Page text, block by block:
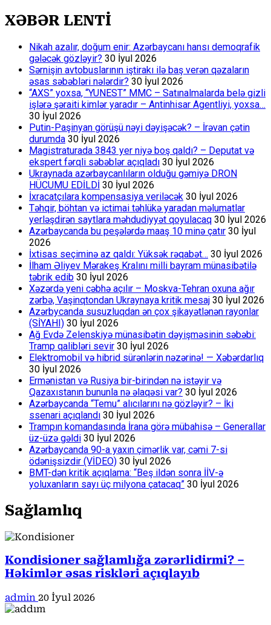
XƏBƏR LENTİ
Nikah azalır, doğum enir: Azərbaycanı hansı demoqrafik
gələcək gözləyir? 30 İyul 2026
Sərnişin avtobuslarının iştirakı ilə baş verən qəzaların
əsas səbəbləri nələrdir? 30 İyul 2026
“AXS” yoxsa, “YUNEST” MMC – Satınalmalarda belə gizli
işlərə şəraiti kimlər yaradır – Antinhisar Agentliyi, yoxsa…
30 İyul 2026
Putin-Paşinyan görüşü nəyi dəyişəcək? – İrəvan çətin
durumda 30 İyul 2026
Magistraturada 3843 yer niyə boş qaldı? – Deputat və
ekspert fərqli səbəblər açıqladı 30 İyul 2026
Ukraynada azərbaycanlıların olduğu gəmiyə DRON
HÜCUMU EDİLDİ 30 İyul 2026
İxracatçılara kompensasiya veriləcək 30 İyul 2026
Təhqir, böhtan və ictimai təhlükə yaradan məlumatlar
yerləşdirən saytlara məhdudiyyət qoyulacaq 30 İyul 2026
Azərbaycanda bu peşələrdə maaş 10 minə çatır 30 İyul
2026
İxtisas seçiminə az qaldı: Yüksək rəqabət… 30 İyul 2026
İlham Əliyev Mərakeş Kralını milli bayram münasibətilə
təbrik edib 30 İyul 2026
Xəzərdə yeni cəbhə açılır – Moskva-Tehran oxuna ağır
zərbə, Vaşinqtondan Ukraynaya kritik mesaj 30 İyul 2026
Azərbycanda susuzluqdan ən çox şikayətlənən rayonlar
(SİYAHI) 30 İyul 2026
Ağ Evdə Zelenskiyə münasibətin dəyişməsinin səbəbi:
Tramp qalibləri sevir 30 İyul 2026
Elektromobil və hibrid sürənlərin nəzərinə! — Xəbərdarlıq
30 İyul 2026
Ermənistan və Rusiya bir-birindən nə istəyir və
Qazaxıstanın bununla nə əlaqəsi var? 30 İyul 2026
Azərbaycanda “Temu” alıcılarını nə gözləyir? – İki
ssenari açıqlandı 30 İyul 2026
Trampın komandasında İrana görə mübahisə – Generallar
üz-üzə gəldi 30 İyul 2026
Azərbaycanda 90-a yaxın çimərlik var, cəmi 7-si
ödənişsizdir (VİDEO) 30 İyul 2026
BMT-dən kritik açıqlama: “Beş ildən sonra İİV-ə
yoluxanların sayı üç milyona çatacaq” 30 İyul 2026
Sağlamlıq
Kondisioner sağlamlığa zərərlidirmi? –
Həkimlər əsas riskləri açıqlayıb
admin 20 İyul 2026